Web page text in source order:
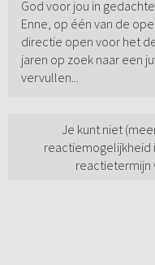
God voor jou in
Enne, op één van de
directie open voor het
jaren op zoek naar een
vervullen...
Je kunt niet
reactiemogelijkheid
reactietermijn